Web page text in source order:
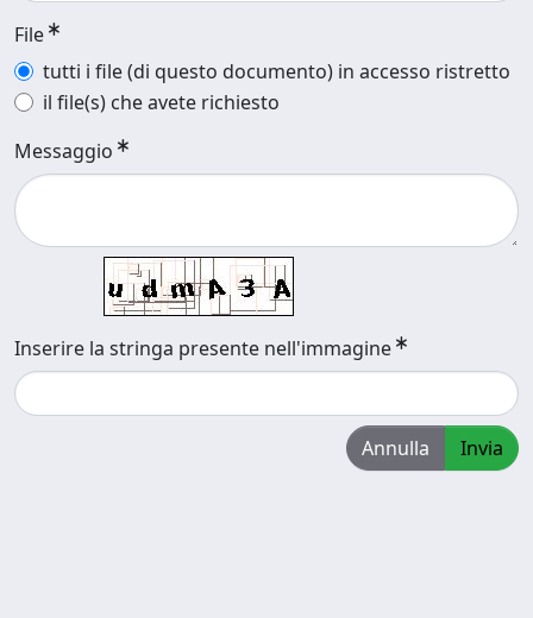
File
tutti i file (di questo documento) in accesso ristretto
il file(s) che avete richiesto
Messaggio
Inserire la stringa presente nell'immagine
Annulla Invia